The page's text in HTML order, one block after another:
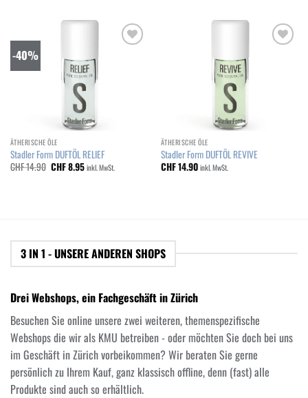
-40%
ÄTHERISCHE ÖLE
Stadler Form DUFTÖL RELIEF
CHF14.90 Ursprünglicher
Preis
CHF8.95Aktueller
Preis
inkl. MwSt.
ÄTHERISCHE ÖLE
Stadler Form DUFTÖL REVIVE
CHF14.90 inkl. MwSt.
3 IN 1 - UNSERE ANDEREN SHOPS
Drei Webshops, ein Fachgeschäft in Zürich
Besuchen Sie online unsere zwei weiteren, themenspezifische
Webshops die wir als KMU betreiben - oder möchten Sie doch bei uns
im Geschäft in Zürich vorbeikommen? Wir beraten Sie gerne
persönlich zu Ihrem Kauf, ganz klassisch offline, denn (fast) alle
Produkte sind auch so erhältlich.